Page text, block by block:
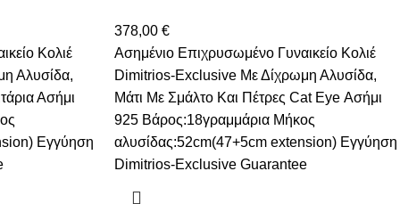
Κολιέ
Αλυσίδα,
Ασήμι
Eγγύηση
378,00 €
Ασημένιο Επιχρυσωμένο Γυναικείο Κολιέ
Dimitrios-Exclusive Με Δίχρωμη Αλυσίδα,
Μάτι Με Σμάλτο Και Πέτρες Cat Eye Ασήμι
925 Βάρος:18γραμμάρια Μήκος
αλυσίδας:52cm(47+5cm extension) Eγγύηση
Dimitrios-Exclusive Guarantee